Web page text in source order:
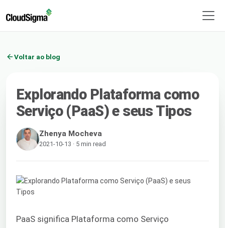
Voltar ao blog
Explorando Plataforma como
Serviço (PaaS) e seus Tipos
Zhenya Mocheva
2021-10-13 · 5 min read
PaaS significa Plataforma como Serviço